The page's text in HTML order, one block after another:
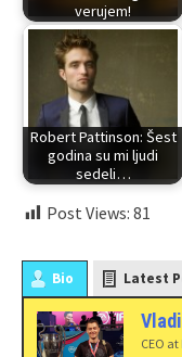
verujem!
Robert Pattinson: Šest
godina su mi ljudi
sedeli…
Post Views: 81
Bio Latest
CEO at